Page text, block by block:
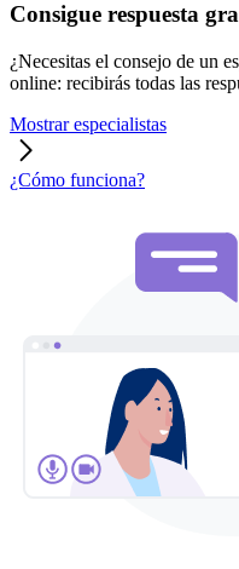
Consigue respuesta
¿Necesitas el consejo de un
online: recibirás todas las
Mostrar especialistas
¿Cómo funciona?